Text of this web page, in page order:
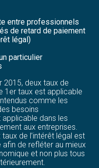
entre professionnels
de retard de paiement
légal)
particulier
2015, deux taux de
1er taux est applicable
comme les
besoins
dans les
aux entreprises.
de l’intérêt légal est
de refléter au mieux
et non plus tous